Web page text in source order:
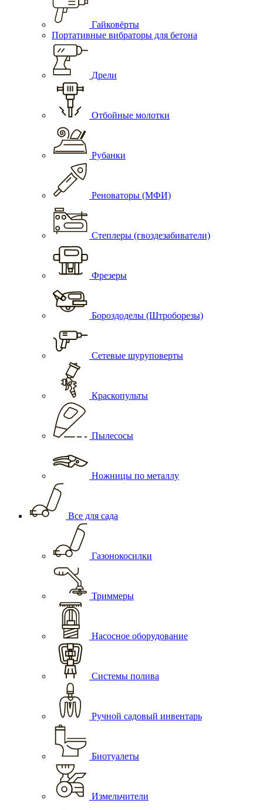
Гайковёрты
Портативные вибраторы для бетона
Дрели
Отбойные молотки
Рубанки
Реноваторы (МФИ)
Степлеры (гвоздезабиватели)
Фрезеры
Бороздоделы (Штроборезы)
Сетевые шуруповерты
Краскопульты
Пылесосы
Ножницы по металлу
Все для сада
Газонокосилки
Триммеры
Насосное оборудование
Системы полива
Ручной садовый инвентарь
Биотуалеты
Измельчители